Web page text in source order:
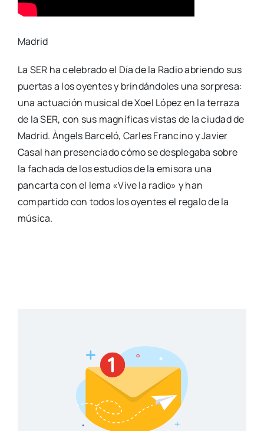
Madrid
La SER ha celebrado el Día de la Radio abriendo sus
puertas a los oyentes y brindándoles una sorpresa:
una actuación musical de Xoel López en la terraza
de la SER, con sus magníficas vistas de la ciudad de
Madrid. Àngels Barceló, Carles Francino y Javier
Casal han presenciado cómo se desplegaba sobre
la fachada de los estudios de la emisora una
pancarta con el lema «Vive la radio» y han
compartido con todos los oyentes el regalo de la
música.